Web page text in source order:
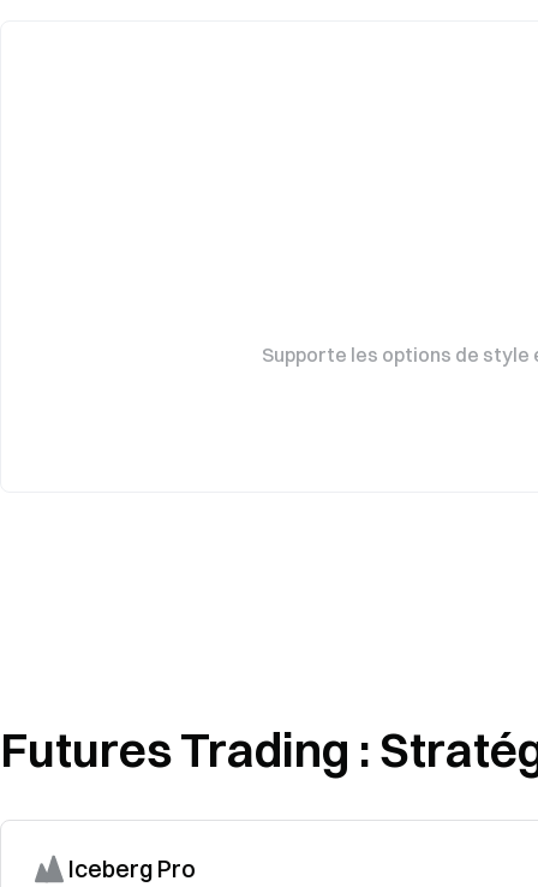
Supporte les options de
Futures Trading :
Iceberg Pro